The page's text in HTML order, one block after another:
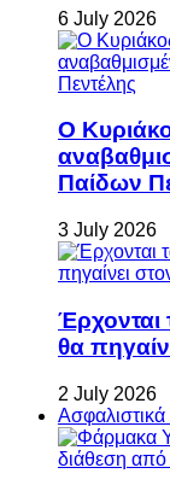
6 July 2026
Ο
Παίδων
3 July 2026
Έρχονται
θα
2 July 2026
Ασφαλιστικά